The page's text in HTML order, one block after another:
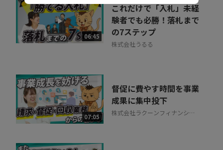
06:45
これだけで「入札」未経
験者でも必勝！落札まで
の7ステップ
株式会社うるる
07:05
督促に費やす時間を事業
成果に集中投下
株式会社ラクーンフィナンシャ